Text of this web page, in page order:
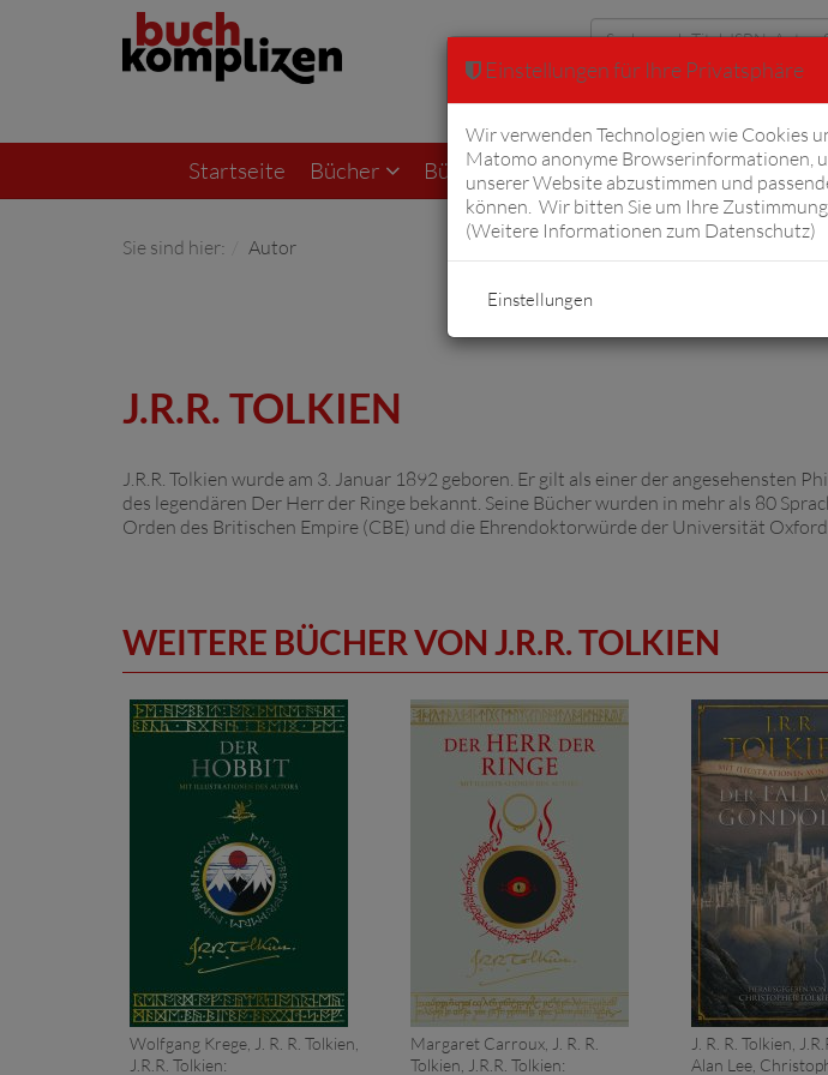
Erweiterte Suche
Startseite Bücher Bücher von Fiftyfifty Hörbücher
Sie sind hier: Autor
J.R.R. TOLKIEN
J.R.R. Tolkien wurde am 3. Januar 1892 geboren. Er gilt als einer der
des legendären Der Herr der Ringe bekannt. Seine Bücher wurden in mehr als 80
Orden des Britischen Empire (CBE) und die Ehrendoktorwürde der Universität
WEITERE BÜCHER VON J.R.R. TOLKIEN
Wolfgang Krege, J. R. R. Tolkien,
J.R.R. Tolkien:
Margaret Carroux, J. R. R.
Tolkien, J.R.R. Tolkien:
J. R. R. Tolkien,
Alan Lee,
Einstellungen für Ihre Privatsphäre
Wir verwenden Technologien wie Cookies
Matomo anonyme Browserinformationen,
unserer Website abzustimmen und
können. Wir bitten Sie um Ihre
(Weitere Informationen zum Datenschutz)
Einstellungen